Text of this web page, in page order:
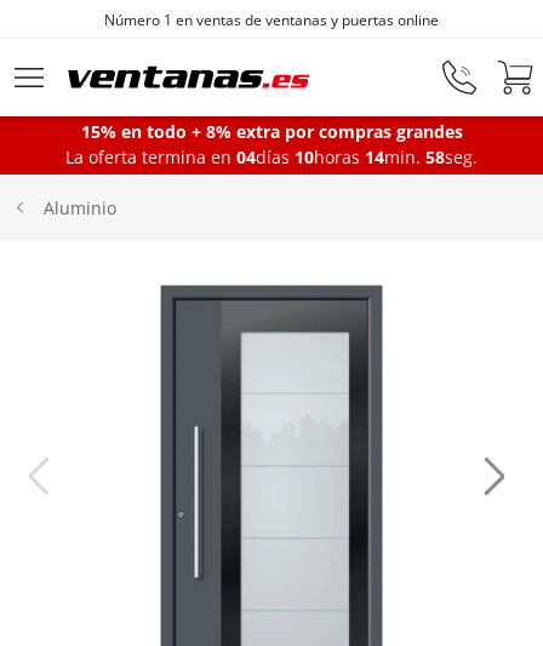
Ir al contenido principal
Número 1 en ventas de ventanas y puertas online
Ventanas
Puertas de garaje
Iniciar sesión
15% en todo + 8% extra por compras grandes
La oferta termina en 04días 10horas 14min. 58seg.
Aluminio